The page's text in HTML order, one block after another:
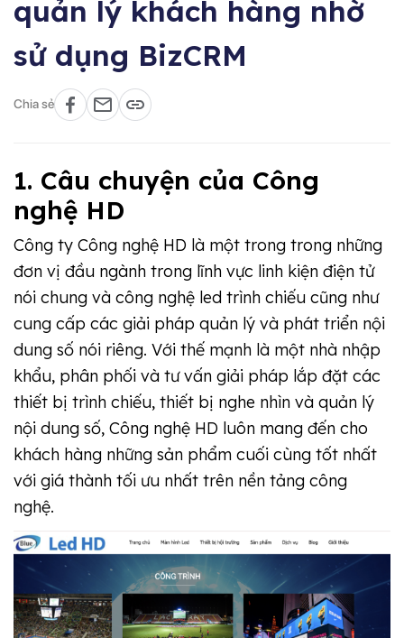
quản lý khách hàng nhờ
sử dụng BizCRM
Chia sẻ
1. Câu chuyện của Công
nghệ HD
Công ty Công nghệ HD là một trong trong những
đơn vị đầu ngành trong lĩnh vực linh kiện điện tử
nói chung và công nghệ led trình chiếu cũng như
cung cấp các giải pháp quản lý và phát triển nội
dung số nói riêng. Với thế mạnh là một nhà nhập
khẩu, phân phối và tư vấn giải pháp lắp đặt các
thiết bị trình chiếu, thiết bị nghe nhìn và quản lý
nội dung số, Công nghệ HD luôn mang đến cho
khách hàng những sản phẩm cuối cùng tốt nhất
với giá thành tối ưu nhất trên nền tảng công
nghệ.